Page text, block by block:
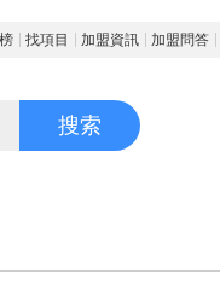
找項目 加盟資訊 加盟問答
搜索